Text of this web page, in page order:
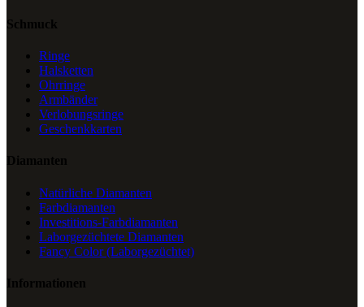
Schmuck
Ringe
Halsketten
Ohrringe
Armbänder
Verlobungsringe
Geschenkkarten
Diamanten
Natürliche Diamanten
Farbdiamanten
Investitions-Farbdiamanten
Laborgezüchtete Diamanten
Fancy Color (Laborgezüchtet)
Informationen